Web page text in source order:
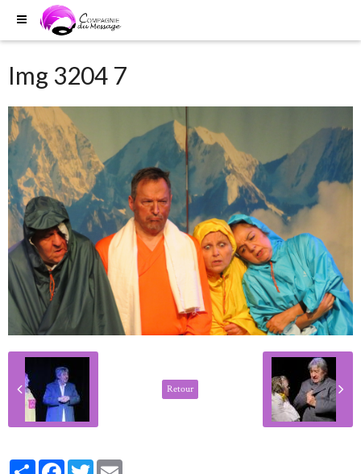
Img 3204 7
Retour
PartagerFacebookTwitter